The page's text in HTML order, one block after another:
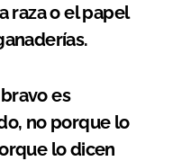
raza o el papel
es
no porque lo
lo dicen